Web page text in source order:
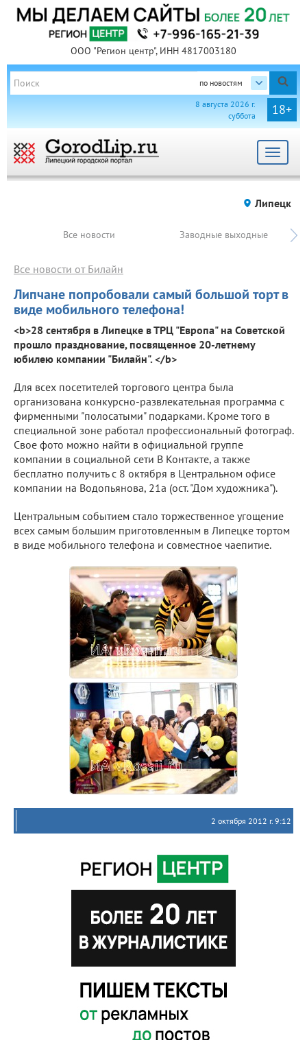
ООО "Регион центр", ИНН 4817003180
по новостям
18+
8 августа 2026 г.
суббота
Toggle
Липецк
Все новости Заводные выходные
Липчане попробовали самый большой торт в
виде мобильного телефона!
Все новости от Билайн
<b>28 сентября в Липецке в ТРЦ "Европа" на Советской
прошло празднование, посвященное 20-летнему
юбилею компании "Билайн". </b>
Для всех посетителей торгового центра была
организована конкурсно-развлекательная программа с
фирменными "полосатыми" подарками. Кроме того в
специальной зоне работал профессиональный фотограф.
Свое фото можно найти в официальной группе
компании в социальной сети В Контакте, а также
бесплатно получить с 8 октября в Центральном офисе
компании на Водопьянова, 21а (ост. "Дом художника").
Центральным событием стало торжественное угощение
всех самым большим приготовленным в Липецке тортом
в виде мобильного телефона и совместное чаепитие.
2 октября 2012 г. 9:12